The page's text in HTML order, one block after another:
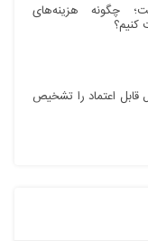
چگونه هزینه‌های
کنیم؟
اعتماد را تشخیص